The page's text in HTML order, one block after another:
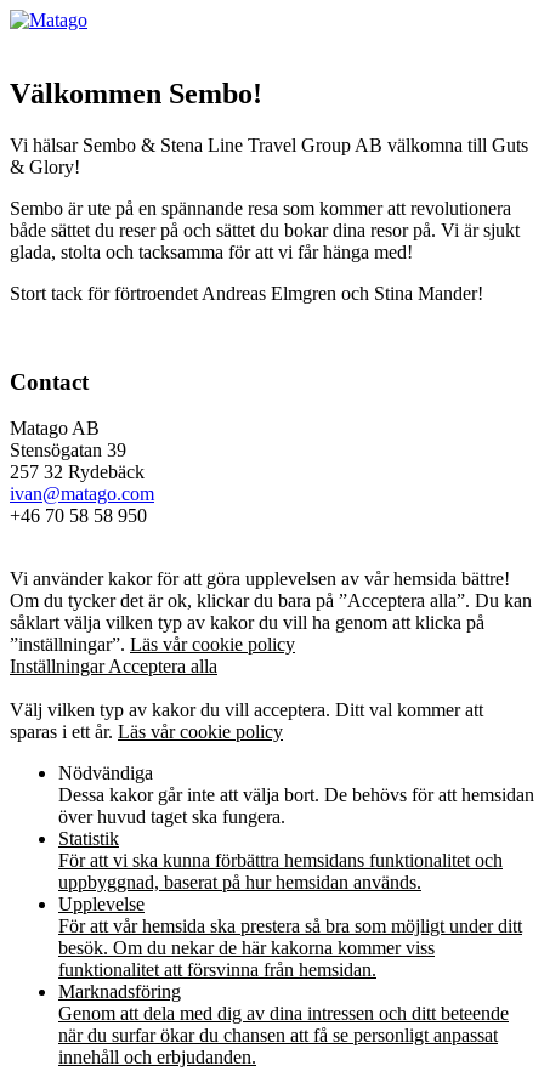
Välkommen Sembo!
Vi hälsar Sembo & Stena Line Travel Group AB välkomna till Guts
& Glory!
Sembo är ute på en spännande resa som kommer att revolutionera
både sättet du reser på och sättet du bokar dina resor på. Vi är sjukt
glada, stolta och tacksamma för att vi får hänga med!
Stort tack för förtroendet Andreas Elmgren och Stina Mander!
Contact
Matago AB
Stensögatan 39
257 32 Rydebäck
ivan@matago.com
+46 70 58 58 950
Vi använder kakor för att göra upplevelsen av vår hemsida bättre!
Om du tycker det är ok, klickar du bara på ”Acceptera alla”. Du kan
såklart välja vilken typ av kakor du vill ha genom att klicka på
”inställningar”. Läs vår cookie policy
InställningarAcceptera alla
Välj vilken typ av kakor du vill acceptera. Ditt val kommer att
sparas i ett år. Läs vår cookie policy
Nödvändiga
Dessa kakor går inte att välja bort. De behövs för att hemsidan
över huvud taget ska fungera.
Statistik
För att vi ska kunna förbättra hemsidans funktionalitet och
uppbyggnad, baserat på hur hemsidan används.
Upplevelse
För att vår hemsida ska prestera så bra som möjligt under ditt
besök. Om du nekar de här kakorna kommer viss
funktionalitet att försvinna från hemsidan.
Marknadsföring
Genom att dela med dig av dina intressen och ditt beteende
när du surfar ökar du chansen att få se personligt anpassat
innehåll och erbjudanden.